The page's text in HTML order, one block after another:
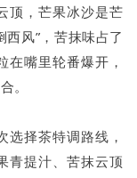
顶，芒果冰沙是芒
风”，苦抹味占了
嘴里轮番爆开，
。
择茶特调路线，
青提汁、苦抹云顶